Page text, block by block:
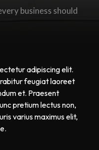
business should
adipiscing elit.
feugiat laoreet
et. Praesent
pretium lectus non,
varius maximus elit,